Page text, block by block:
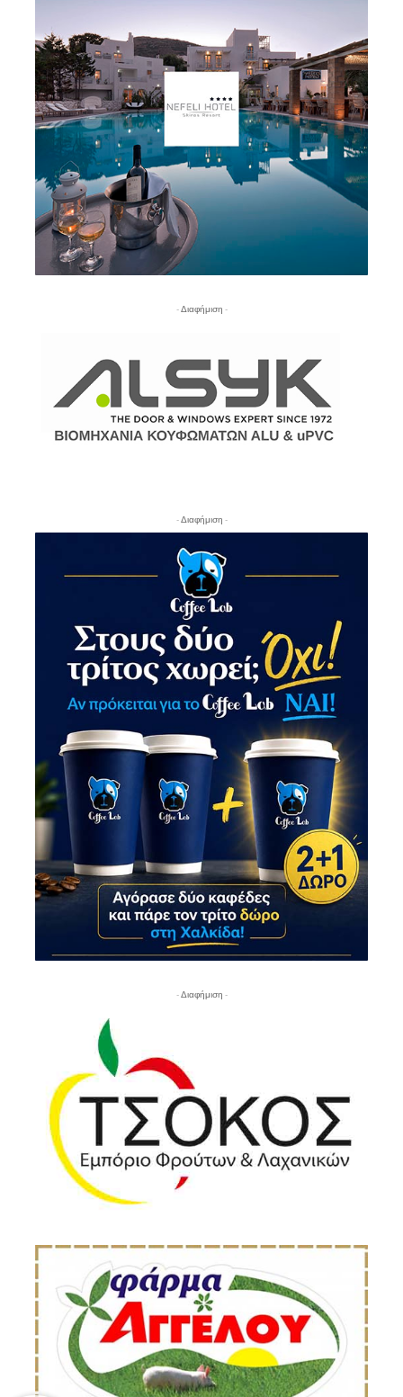
- Διαφήμιση -
- Διαφήμιση -
- Διαφήμιση -